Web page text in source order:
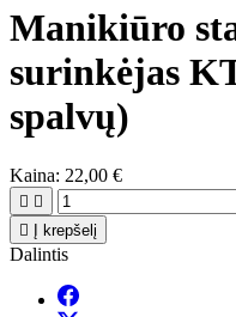
Manikiūro
surinkėjas
spalvų)
Kaina: 22,00 €
 

Į krepšelį
Dalintis